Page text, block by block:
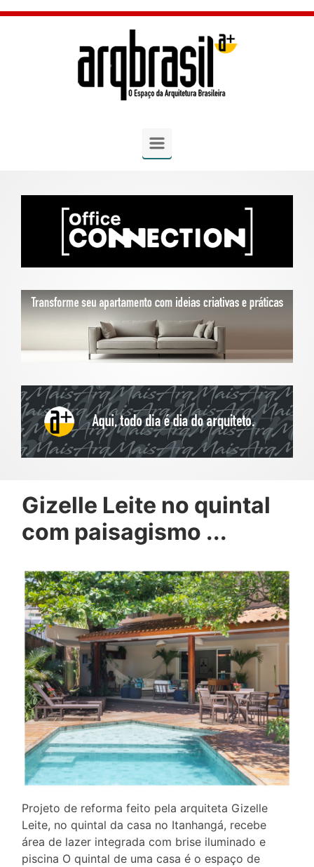
Skip to main content
Gizelle Leite no quintal
com paisagismo ...
Projeto de reforma feito pela arquiteta Gizelle
Leite, no quintal da casa no Itanhangá, recebe
área de lazer integrada com brise iluminado e
piscina O quintal de uma casa é o espaço de